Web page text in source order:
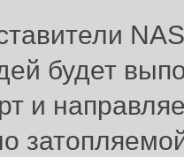
будет
и